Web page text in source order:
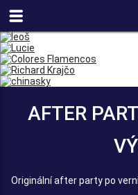
AFTER
Originální after party po